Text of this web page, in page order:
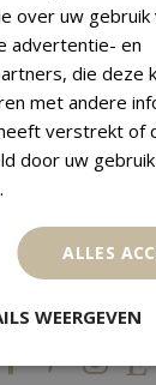
African Art,
– BEADS –
75,00
over uw gebruik
advertentie- en
die deze
met andere
verstrekt of
door uw gebruik
ALLES
WEERGEVEN